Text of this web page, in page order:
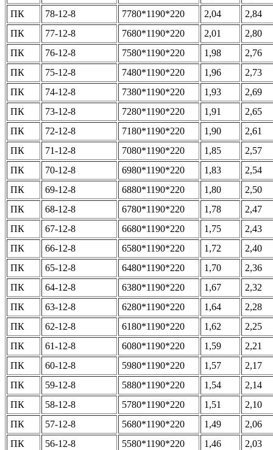
ПК
78-12-8 7780*1190*220 2,04
2,84
ПК
77-12-8 7680*1190*220 2,01
2,80
ПК
76-12-8 7580*1190*220 1,98
2,76
ПК
75-12-8 7480*1190*220 1,96
2,73
ПК
74-12-8 7380*1190*220 1,93
2,69
ПК
73-12-8 7280*1190*220 1,91
2,65
ПК
72-12-8 7180*1190*220 1,90
2,61
ПК
71-12-8 7080*1190*220 1,85
2,57
ПК
70-12-8 6980*1190*220 1,83
2,54
ПК
69-12-8 6880*1190*220 1,80
2,50
ПК
68-12-8 6780*1190*220 1,78
2,47
ПК
67-12-8 6680*1190*220 1,75
2,43
ПК
66-12-8 6580*1190*220 1,72
2,40
ПК
65-12-8 6480*1190*220 1,70
2,36
ПК
64-12-8 6380*1190*220 1,67
2,32
ПК
63-12-8 6280*1190*220 1,64
2,28
ПК
62-12-8 6180*1190*220 1,62
2,25
ПК
61-12-8 6080*1190*220 1,59
2,21
ПК
60-12-8 5980*1190*220 1,57
2,17
ПК
59-12-8 5880*1190*220 1,54
2,14
ПК
58-12-8 5780*1190*220 1,51
2,10
ПК
57-12-8 5680*1190*220 1,49
2,06
ПК
56-12-8 5580*1190*220 1,46
2,03